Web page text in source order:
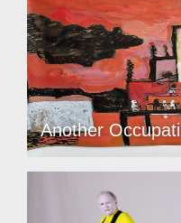
Another